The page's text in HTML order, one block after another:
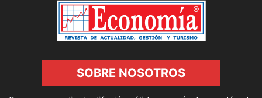
SOBRE NOSOTROS